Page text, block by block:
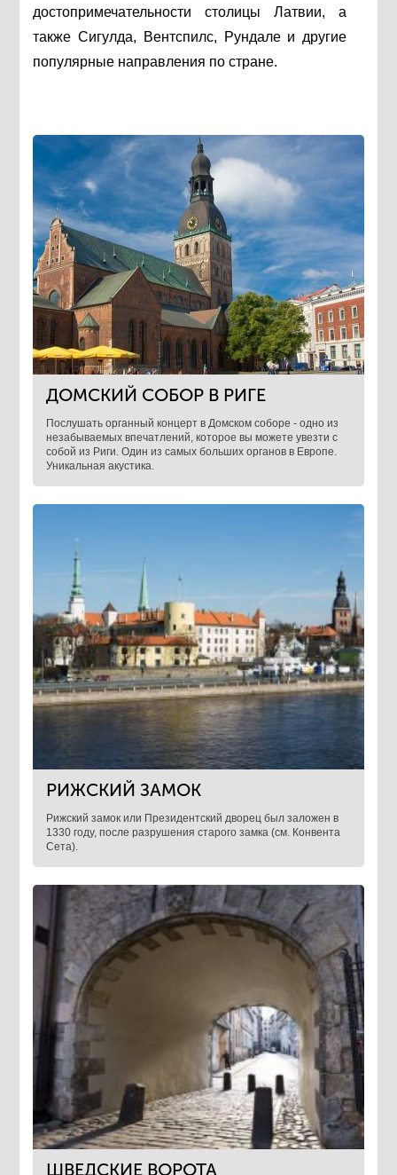
достопримечательности столицы Латвии, а
также Сигулда, Вентспилс, Рундале и другие
популярные направления по стране.
ДОМСКИЙ СОБОР В РИГЕ
Послушать органный концерт в Домском соборе - одно из
незабываемых впечатлений, которое вы можете увезти с
собой из Риги. Один из самых больших органов в Европе.
Уникальная акустика.
РИЖСКИЙ ЗАМОК
Рижский замок или Президентский дворец был заложен в
1330 году, после разрушения старого замка (см. Конвента
Сета).
ШВЕДСКИЕ ВОРОТА